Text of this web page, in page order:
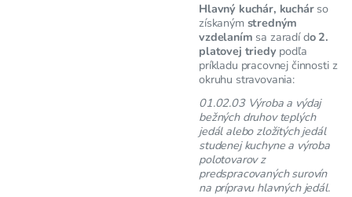
Hlavný kuchár, kuchárso
získaným stredným
vzdelaním sa zaradí do 2.
platovej triedy podľa
príkladu pracovnej činnosti z
okruhu stravovania:
01.02.03 Výroba a výdaj
bežných druhov teplých
jedál alebo zložitých jedál
studenej kuchyne a výroba
polotovarov z
predspracovaných surovín
na prípravu hlavných jedál.